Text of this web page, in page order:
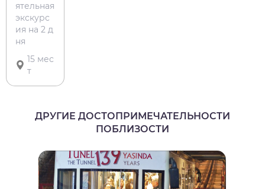
ятельная
экскурс
ия на 2 д
ня
15 мес
т
ДРУГИЕ ДОСТОПРИМЕЧАТЕЛЬНОСТИ
ПОБЛИЗОСТИ